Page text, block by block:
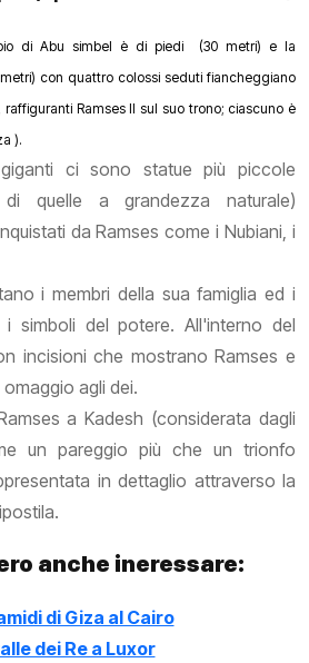
di Abu simbel è di piedi (30 metri) e la
con quattro colossi seduti fiancheggiano
Ramses II sul suo trono; ciascuno è
).
ci sono statue più piccole
quelle a grandezza naturale)
da Ramses come i Nubiani, i
i membri della sua famiglia ed i
simboli del potere. All'interno del
incisioni che mostrano Ramses e
agli dei.
a Kadesh (considerata dagli
un pareggio più che un trionfo
in dettaglio attraverso la
anche ineressare:
di Giza al Cairo
dei Re a Luxor